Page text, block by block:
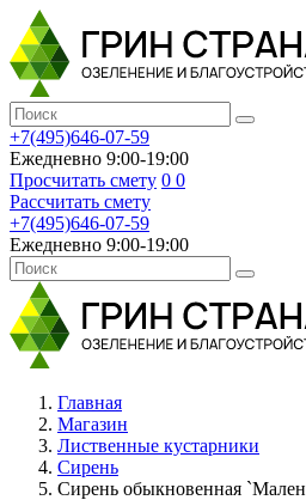
+7(495)646-07-59
Ежедневно 9:00-19:00
Просчитать смету 0 0
Рассчитать смету
+7(495)646-07-59
Ежедневно 9:00-19:00
Главная
Магазин
Лиственные кустарники
Сирень
Сирень обыкновенная